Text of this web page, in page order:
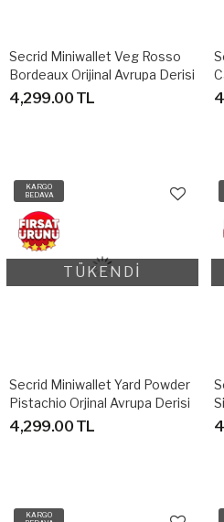
Secrid Miniwallet Veg Rosso
Bordeaux Orijinal Avrupa Derisi
Cüzdan
4,299.00 TL
KARGO
BEDAVA
TÜKENDİ
Secrid Miniwallet Yard Powder
Pistachio Orjinal Avrupa Derisi
Cüzdan
4,299.00 TL
KARGO